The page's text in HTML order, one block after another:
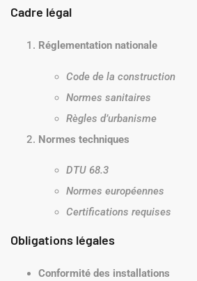
Cadre légal
Réglementation nationale
Code de la construction
Normes sanitaires
Règles d’urbanisme
Normes techniques
DTU 68.3
Normes européennes
Certifications requises
Obligations légales
Conformité des installations